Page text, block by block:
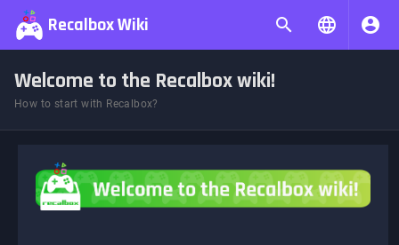
Recalbox Wiki
Welcome to the Recalbox wiki!
How to start with Recalbox?